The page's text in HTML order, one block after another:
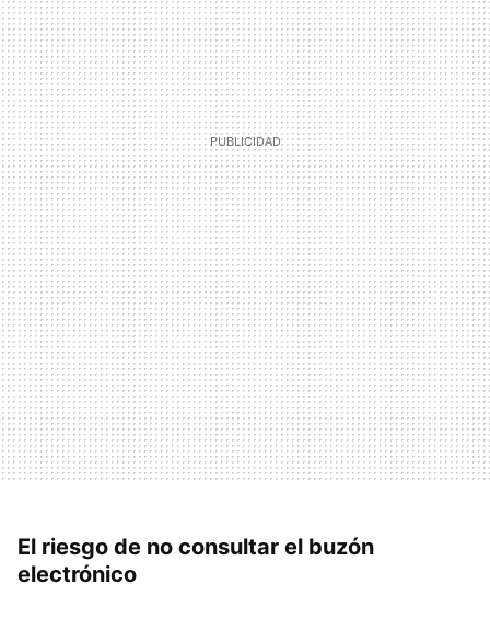
El riesgo de no consultar el buzón
electrónico